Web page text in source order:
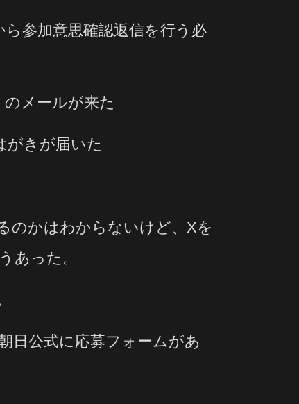
参加意思確認返信を行う必
メールが来た
がきが届いた
のかはわからないけど、Xを
あった。
日公式に応募フォームがあ